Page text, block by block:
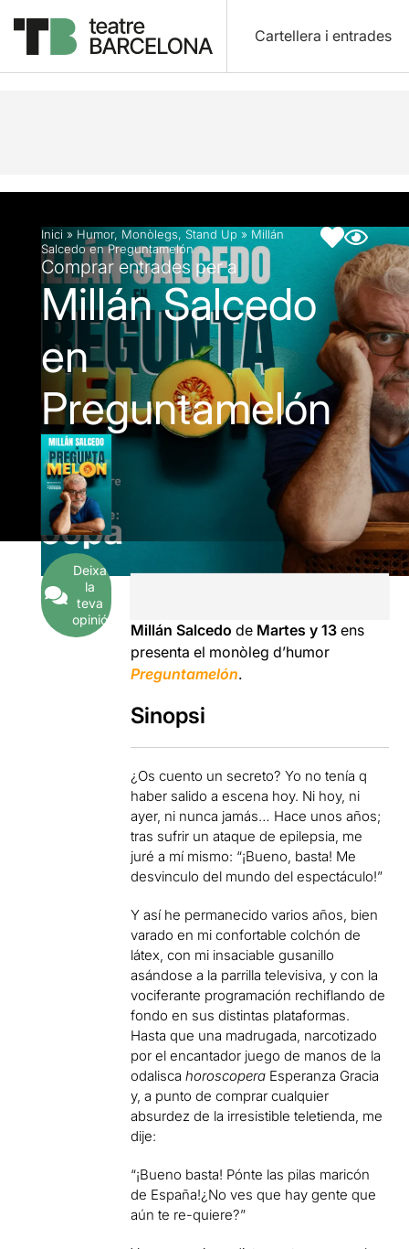
Cartellera i entrades
Descripció Fitxa artística Fotos i vídeos
Inici » Humor, Monòlegs, Stand Up » Millán
Salcedo en Preguntamelón
Comprar entrades per a
Millán Salcedo
en
Preguntamelón
Deixa
la
teva
opinió
Millán Salcedo de Martes y 13ens
presenta el monòleg d’humor
Preguntamelón.
Sinopsi
¿Os cuento un secreto? Yo no tenía q
haber salido a escena hoy. Ni hoy, ni
ayer, ni nunca jamás… Hace unos años;
tras sufrir un ataque de epilepsia, me
juré a mí mismo: “¡Bueno, basta! Me
desvinculo del mundo del espectáculo!”
Y así he permanecido varios años, bien
varado en mi confortable colchón de
látex, con mi insaciable gusanillo
asándose a la parrilla televisiva, y con la
vociferante programación rechiflando de
fondo en sus distintas plataformas.
Hasta que una madrugada, narcotizado
por el encantador juego de manos de la
odaliscahoroscopera Esperanza Gracia
y, a punto de comprar cualquier
absurdez de la irresistible teletienda, me
dije:
“¡Bueno basta! Pónte las pilas maricón
de España!¿No ves que hay gente que
aún te re-quiere?”